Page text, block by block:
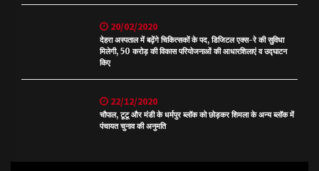
20/02/2020
देहरा अस्पताल में बढ़ेंगे चिकित्सकों के पद, डिजिटल एक्स-रे की सुविधा
मिलेगी, 50 करोड़ की विकास परियोजनाओं की आधारशिलाएं व उद्घाटन
किए
22/12/2020
चौपाल, टूटू और मंडी के धर्मपुर ब्लॉक को छोड़कर शिमला के अन्य ब्लॉक में
पंचायत चुनाव की अनुमति